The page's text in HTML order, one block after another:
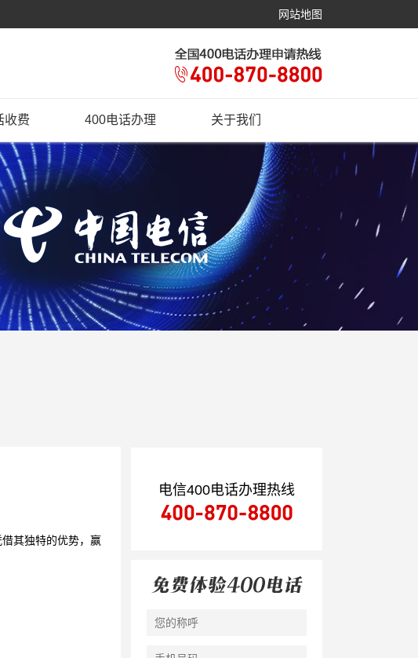
网站地图
收费 400电话办理 关于我们
其独特的优势，赢
电信400电话办理热线